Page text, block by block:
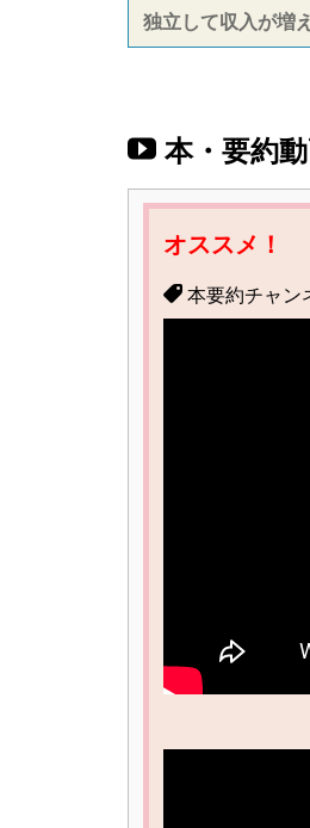
独立して収入が増
本・要約
オススメ！
本要約チャン